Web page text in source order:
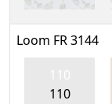
Loom FR 3144
110